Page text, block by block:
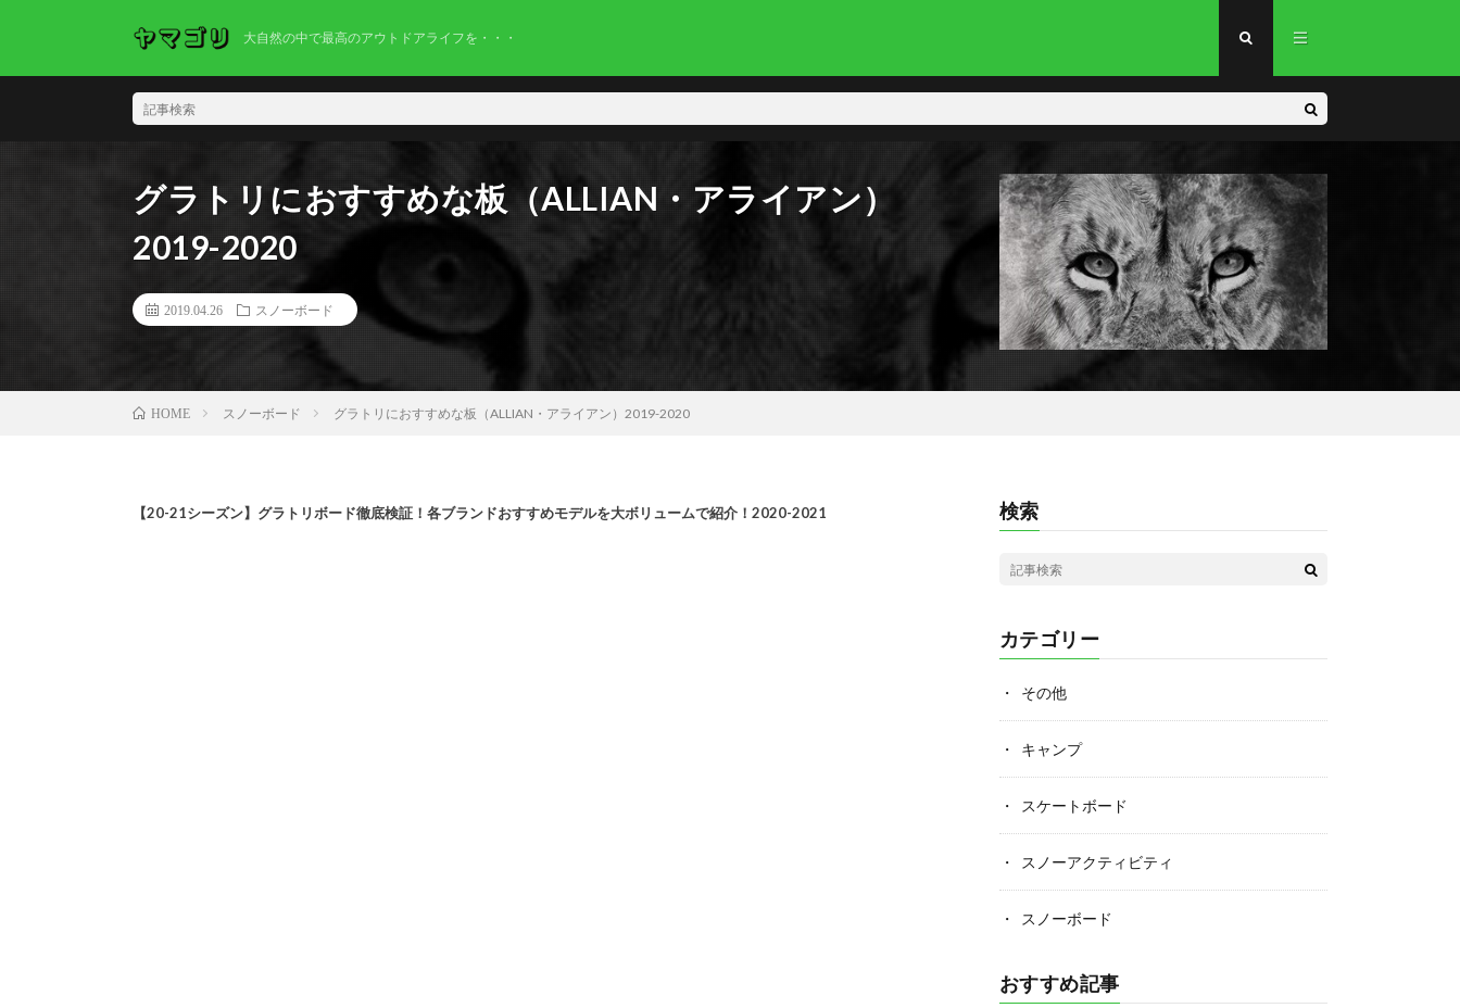
大自然の中で最高のアウトドアライフを・・・
グラトリにおすすめな板（ALLIAN・アライアン）
2019-2020
2019.04.26 スノーボード
HOME スノーボード グラトリにおすすめな板（ALLIAN・アライアン）2019-2020
【20-21シーズン】グラトリボード徹底検証！各ブランドおすすめモデルを大ボリュームで紹介！2020-2021 検索
カテゴリー
その他
キャンプ
スケートボード
スノーアクティビティ
スノーボード
おすすめ記事